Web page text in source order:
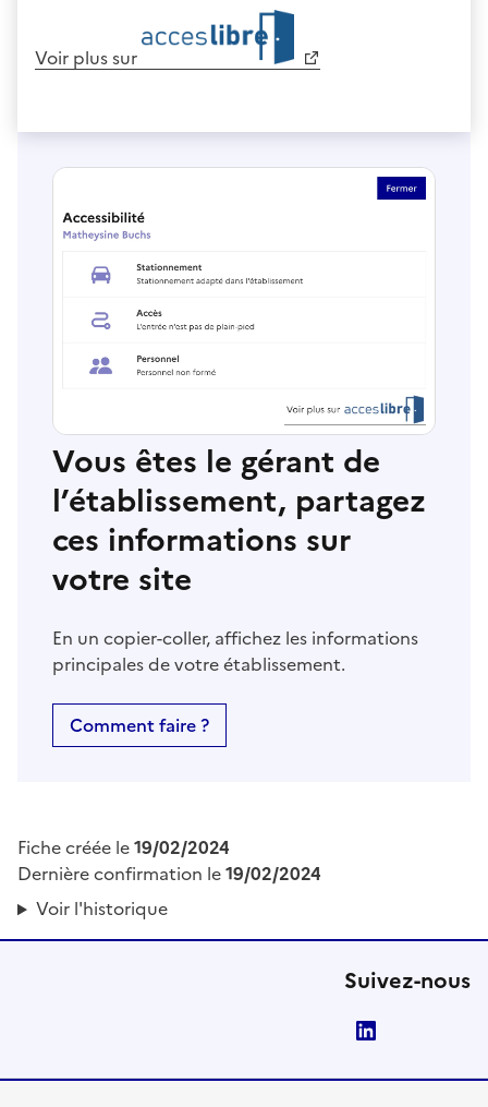
Voir plus sur
Vous êtes le gérant de
l’établissement, partagez
ces informations sur
votre site
En un copier-coller, affichez les informations
principales de votre établissement.
Comment faire ?
Fiche créée le19/02/2024
Dernière confirmation le19/02/2024
Voir l'historique
Suivez-nous